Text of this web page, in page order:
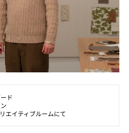
ド
エイティブルームにて